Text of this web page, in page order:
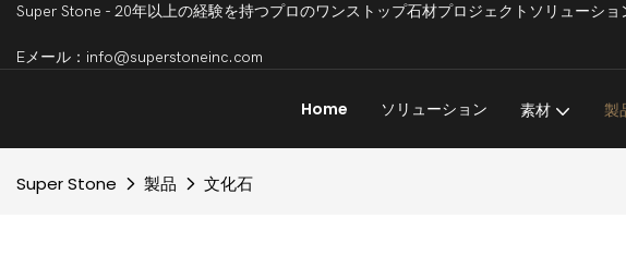
Super Stone - 20年以上の経験を持つプロのワンストップ石材プロジェクトソリュー
Eメール：info@superstoneinc.com
Home ソリューション 素材 製
Super Stone 製品 文化石